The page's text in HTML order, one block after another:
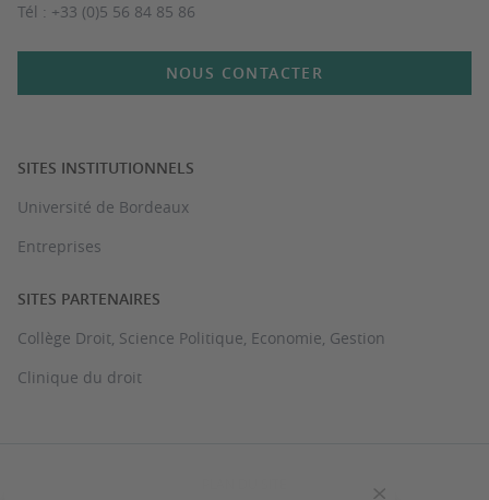
Tél : +33 (0)5 56 84 85 86
NOUS CONTACTER
SITES INSTITUTIONNELS
Université de Bordeaux
Entreprises
SITES PARTENAIRES
Collège Droit, Science Politique, Economie, Gestion
Clinique du droit